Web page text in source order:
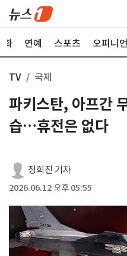
화 연예 스포츠 오피니언
TV 국제
파키스탄, 아프간
습…휴전은 없다
정희진 기자
2026.06.12 오후 05:55